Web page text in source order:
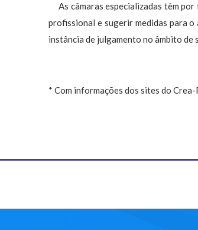
As câmaras especializadas têm
profissional e sugerir medidas para
instância de julgamento no âmbito de
* Com informações dos sites do Crea-